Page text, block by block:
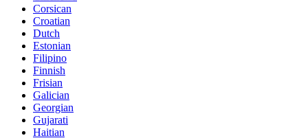
Corsican
Croatian
Dutch
Estonian
Filipino
Finnish
Frisian
Galician
Georgian
Gujarati
Haitian